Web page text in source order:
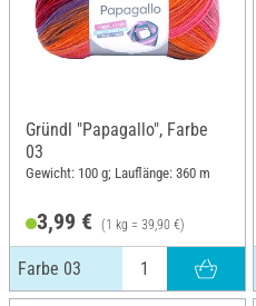
Gründl "Papagallo", Farbe
03
Gewicht: 100 g; Lauflänge: 360 m
3,99 € (1 kg = 39,90 €)
Farbe 03